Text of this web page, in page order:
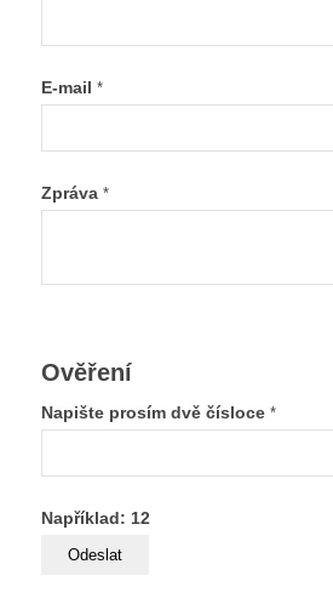
E-mail *
Zpráva *
Ověření
Napište prosím dvě čísloce *
Například: 12